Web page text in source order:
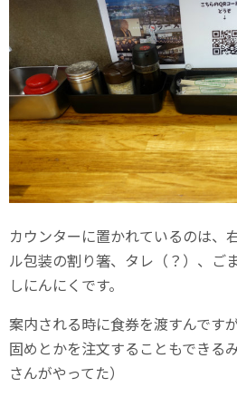
カウンターに置かれているのは、
ル包装の割り箸、タレ（？）、ご
しにんにくです。
案内される時に食券を渡すんです
固めとかを注文することもできる
さんがやってた）